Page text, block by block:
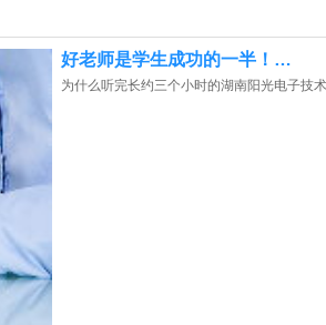
好老师是学生成功的一半！…
为什么听完长约三个小时的湖南阳光电子技